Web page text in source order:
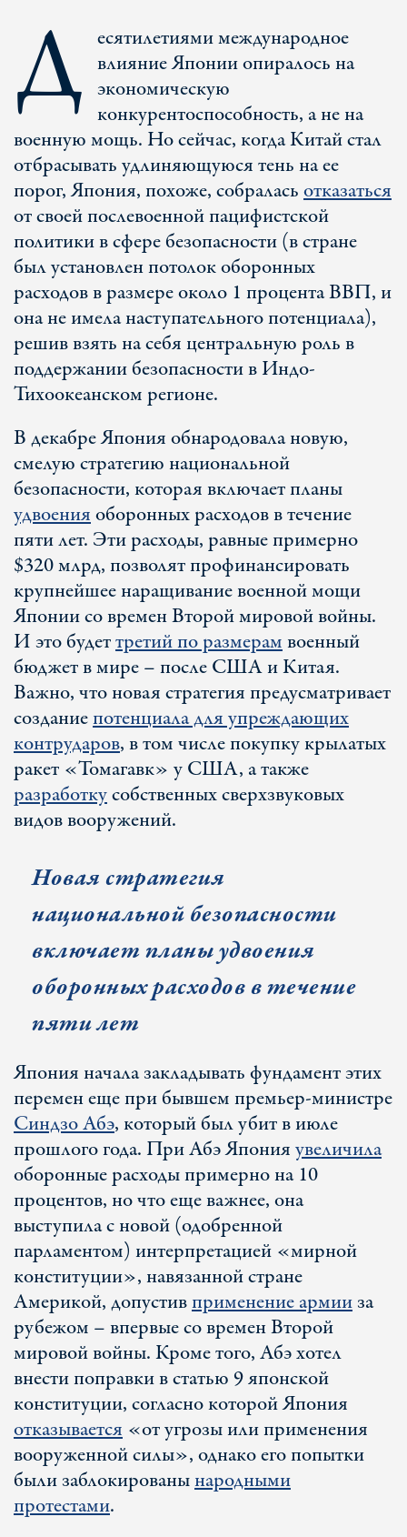
Д есятилетиями международное
влияние Японии опиралось на
экономическую
конкурентоспособность, а не на
военную мощь. Но сейчас, когда Китай стал
отбрасывать удлиняющуюся тень на ее
порог, Япония, похоже, собраласьотказаться
от своей послевоенной пацифистской
политики в сфере безопасности (в стране
был установлен потолок оборонных
расходов в размере около 1 процента ВВП, и
она не имела наступательного потенциала),
решив взять на себя центральную роль в
поддержании безопасности в Индо-
Тихоокеанском регионе.
В декабре Япония обнародовала новую,
смелую стратегию национальной
безопасности, которая включает планы
удвоенияоборонных расходов в течение
пяти лет. Эти расходы, равные примерно
$320 млрд, позволят профинансировать
крупнейшее наращивание военной мощи
Японии со времен Второй мировой войны.
И это будеттретий по размерамвоенный
бюджет в мире – после США и Китая.
Важно, что новая стратегия предусматривает
созданиепотенциала для упреждающих
контрударов, в том числе покупку крылатых
ракет «Томагавк» у США, а также
разработкусобственных сверхзвуковых
видов вооружений.
Новая стратегия
национальной безопасности
включает планы удвоения
оборонных расходов в течение
пяти лет
Япония начала закладывать фундамент этих
перемен еще при бывшем премьер-министре
Синдзо Абэ, который был убит в июле
прошлого года. При Абэ Японияувеличила
оборонные расходы примерно на 10
процентов, но что еще важнее, она
выступила с новой (одобренной
парламентом) интерпретацией «мирной
конституции», навязанной стране
Америкой, допустивприменение армииза
рубежом – впервые со времен Второй
мировой войны. Кроме того, Абэ хотел
внести поправки в статью 9 японской
конституции, согласно которой Япония
отказывается «от угрозы или применения
вооруженной силы», однако его попытки
были заблокированынародными
протестами.